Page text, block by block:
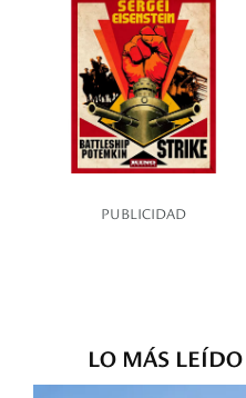
PUBLICIDAD
LO MÁS